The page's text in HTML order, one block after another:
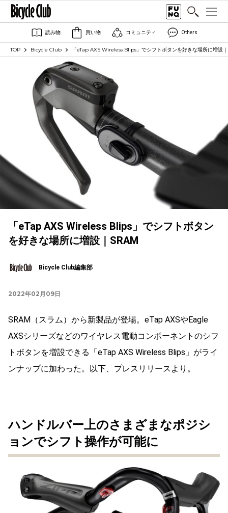
読み物 買い物 コミュニティ Others
TOP Bicycle Club 「eTap AXS Wireless Blips」でシフトボタンを好きな場所に増設
「eTap AXS Wireless Blips」でシフトボタン
を好きな場所に増設｜SRAM
Bicycle Club編集部
2022年02月09日
SRAM（スラム）から新製品が登場。eTap AXSやEagle
AXSシリーズなどのワイヤレス電動コンポーネントのシフ
トボタンを増設できる「eTap AXS Wireless Blips」がライ
ンナップに加わった。以下、プレスリリースより。
ハンドルバー上のさまざまなポジシ
ョンでシフト操作が可能に